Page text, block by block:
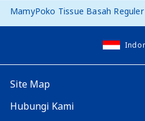
MamyPoko Tissue Basah Reguler
Site Map
Hubungi Kami